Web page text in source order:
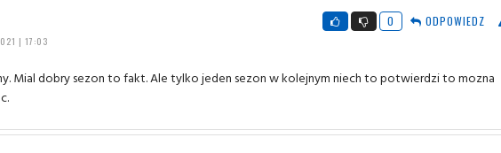
| 17:03
0 ODPOWIEDZ
Mial dobry sezon to fakt. Ale tylko jeden sezon w kolejnym niech to potwierdzi to mozna